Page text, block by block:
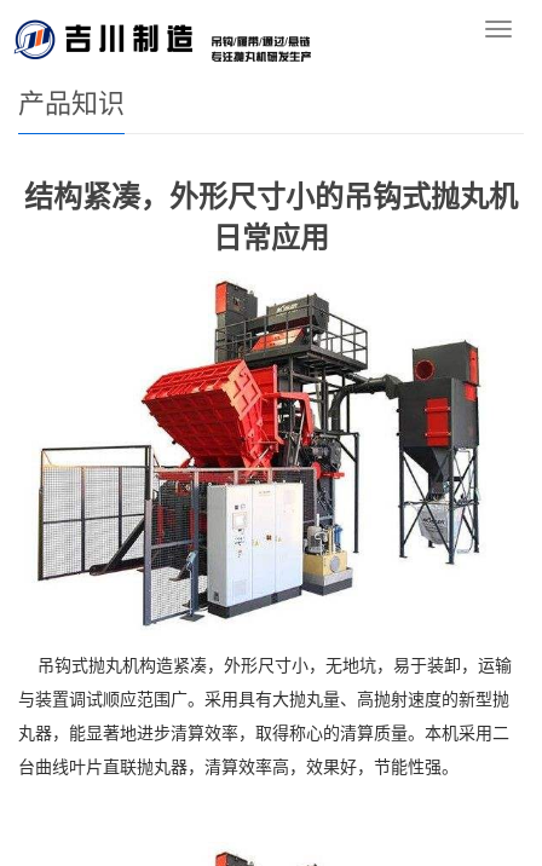
导
您的位置：首页>>产品知识
产品知识
结构紧凑，外形尺寸小的吊钩式抛丸机
日常应用
吊钩式抛丸机构造紧凑，外形尺寸小，无地坑，易于装卸，运输
与装置调试顺应范围广。采用具有大抛丸量、高抛射速度的新型抛
丸器，能显著地进步清算效率，取得称心的清算质量。本机采用二
台曲线叶片直联抛丸器，清算效率高，效果好，节能性强。